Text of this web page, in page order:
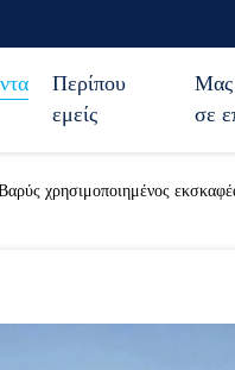
Περίπου
εμείς
Μας
σε
χρησιμοποιημένος